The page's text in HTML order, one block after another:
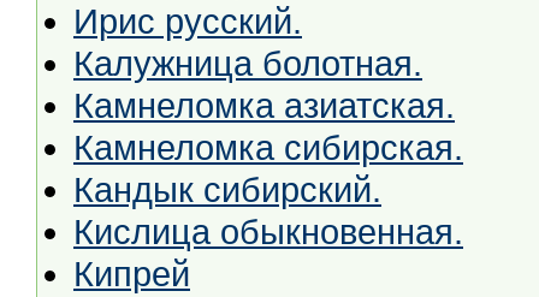
Ирис русский.
Калужница болотная.
Камнеломка азиатская.
Камнеломка сибирская.
Кандык сибирский.
Кислица обыкновенная.
Кипрей